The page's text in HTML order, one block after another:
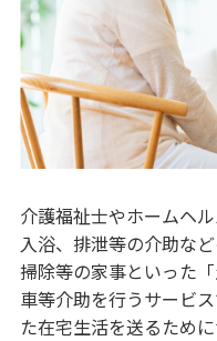
介護福祉士やホームヘ
入浴、排泄等の介助な
掃除等の家事といった
車等介助を行うサービ
た在宅生活を送るため